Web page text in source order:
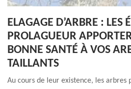
ELAGAGE D’ARBRE : LES
PROLAGUEUR
BONNE SANTÉ À VOS
TAILLANTS
Au cours de leur existence, les